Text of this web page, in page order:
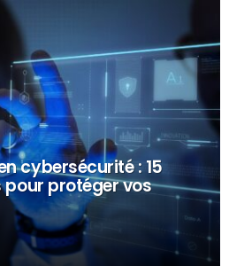
cybersécurité : 15
pour protéger vos